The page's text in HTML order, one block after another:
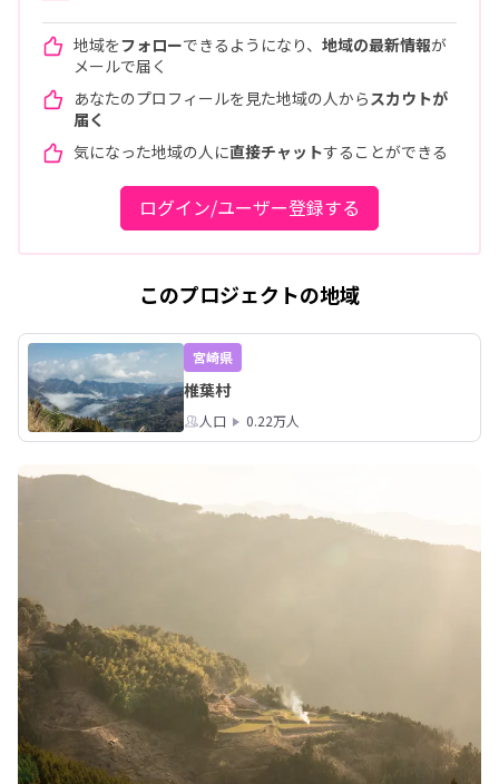
地域をフォローできるようになり、 地域の最新情報が
メールで届く
あなたのプロフィールを見た地域の人から スカウトが
届く
気になった地域の人に直接チャットすることができる
ログイン/ユーザー登録する
このプロジェクトの地域
宮崎県
椎葉村
人口 0.22万人